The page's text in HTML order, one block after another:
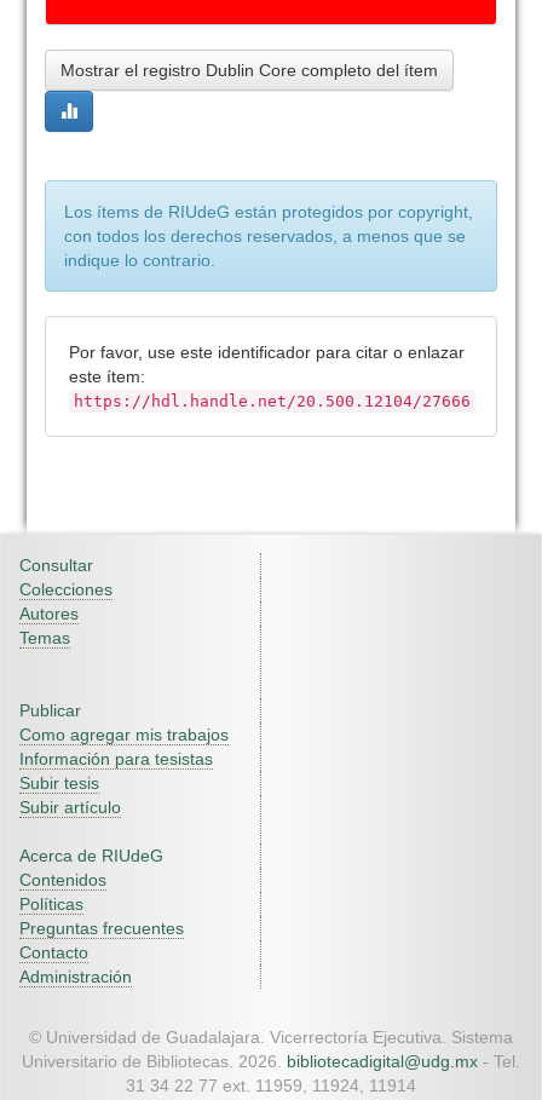
Mostrar el registro Dublin Core completo del ítem
Los ítems de RIUdeG están protegidos por copyright,
con todos los derechos reservados, a menos que se
indique lo contrario.
Por favor, use este identificador para citar o enlazar
este ítem:
https://hdl.handle.net/20.500.12104/27666
Consultar
Colecciones
Autores
Temas
Publicar
Como agregar mis trabajos
Información para tesistas
Subir tesis
Subir artículo
Acerca de RIUdeG
Contenidos
Políticas
Preguntas frecuentes
Contacto
Administración
© Universidad de Guadalajara. Vicerrectoría Ejecutiva. Sistema
Universitario de Bibliotecas. 2026. bibliotecadigital@udg.mx - Tel.
31 34 22 77 ext. 11959, 11924, 11914